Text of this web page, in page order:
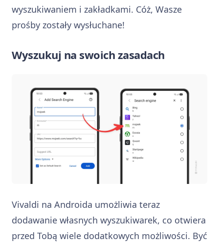
wyszukiwaniem i zakładkami. Cóż, Wasze
prośby zostały wysłuchane!
Wyszukuj na swoich zasadach
Vivaldi na Androida umożliwia teraz
dodawanie własnych wyszukiwarek, co otwiera
przed Tobą wiele dodatkowych możliwości. Być